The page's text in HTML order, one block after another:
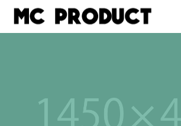
イベントをお考えの企業様